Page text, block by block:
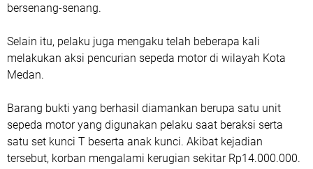
bersenang-senang.
Selain itu, pelaku juga mengaku telah beberapa kali
melakukan aksi pencurian sepeda motor di wilayah Kota
Medan.
Barang bukti yang berhasil diamankan berupa satu unit
sepeda motor yang digunakan pelaku saat beraksi serta
satu set kunci T beserta anak kunci. Akibat kejadian
tersebut, korban mengalami kerugian sekitar Rp14.000.000.